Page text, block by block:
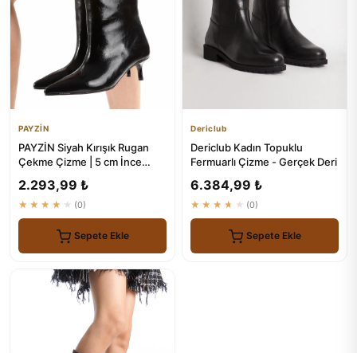
PAYZİN
PAYZİN Siyah Kırışık Rugan
Çekme Çizme | 5 cm İnce
2.293,99 ₺
★★★★★ (0)
Sepete Ekle
Dericlub
Dericlub Kadın Topuklu
Fermuarlı Çizme - Gerçek Deri
6.384,99 ₺
★★★★★ (0)
Sepete Ekle